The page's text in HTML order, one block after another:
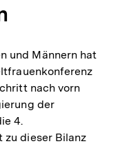
und Männern hat
nach vorn
der
4.
zu dieser Bilanz